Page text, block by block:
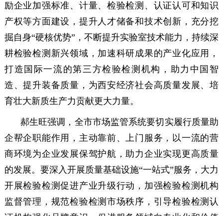
励企业加强标准、计量、检验检测、认证认可和知识
产权等方面建设，提升人才储备和技术创新，充分挖
掘自身“硬核优势”，不断提升实验室技术能力，持续深
耕检验检测新兴领域，加速科研成果的产业化应用，
打造国际一流的第三方检验检测机构，助力中国智
造、提升装备质量，为西安经济社会高质量发展、培
育壮大新质生产力贡献更大力量。
郝生旺强调，全市市场监管系统要切实履行质量助
企帮企职能作用，主动靠前、上门服务，以一流的营
商环境为企业发展保驾护航，助力企业实现更高质量
的发展。要深入开展质量基础设施“一站式”服务，大力
开展检验检测促进产业升级行动，加强检验检测机构
监督管理，规范检验检测市场秩序，引导检验检测认